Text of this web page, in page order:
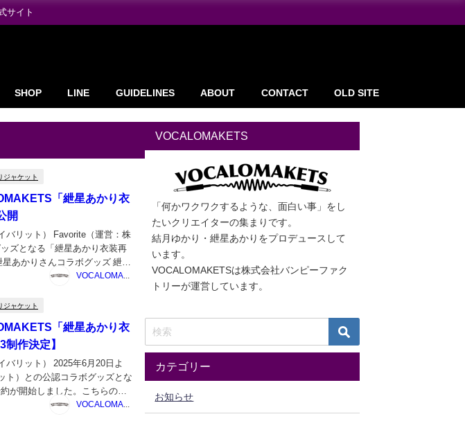
サイト
SHOP LINE GUIDELINES ABOUT CONTACT OLD SITE
ジャケット
「紲星あかり衣
開
バリット） Favorite（運営：株
ズとなる「紲星あかり衣装再
あかりさんコラボグッズ 紲星
かり衣装再現ジャケット 予約
ジャケット
「紲星あかり衣
作決定】
バリット） 2025年6月20日よ
ト）との公認コラボグッズとな
が開始しました。こちらのグ
します。 【6/23追記】おかげ
VOCALOMAKETS
「何かワクワクするような、面白い事」をし
たいクリエイターの集まりです。
結月ゆかり・紲星あかりをプロデュースして
います。
VOCALOMAKETSは株式会社バンピーファク
トリーが運営しています。
カテゴリー
お知らせ